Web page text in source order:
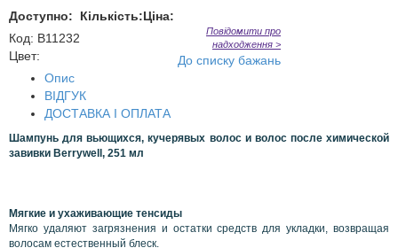
Доступно: Кількість:Ціна:
Код: В11232
Цвет:
Повідомити про
надходження >
До списку бажань
Опис
ВІДГУК
ДОСТАВКА І ОПЛАТА
Шампунь для вьющихся, кучерявых волос и волос после химической
завивки Berrywell, 251 мл
Мягкие и ухаживающие тенсиды
Мягко удаляют загрязнения и остатки средств для укладки, возвращая
волосам естественный блеск.